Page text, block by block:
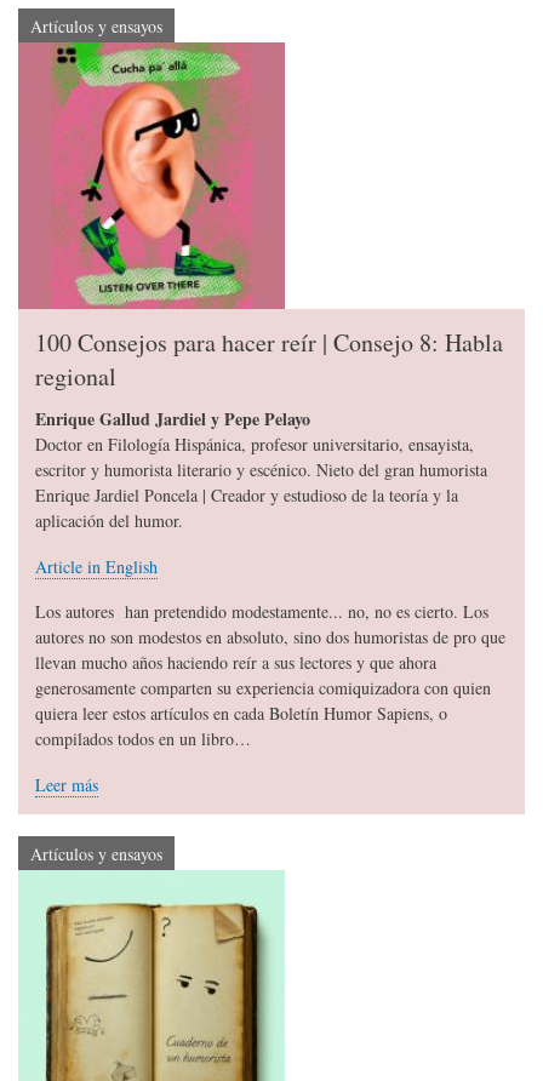
Artículos y ensayos
100 Consejos para hacer reír | Consejo 8: Habla
regional
Enrique Gallud Jardiel y Pepe Pelayo
Doctor en Filología Hispánica, profesor universitario, ensayista,
escritor y humorista literario y escénico. Nieto del gran humorista
Enrique Jardiel Poncela | Creador y estudioso de la teoría y la
aplicación del humor.
Article in English
Los autores han pretendido modestamente... no, no es cierto. Los
autores no son modestos en absoluto, sino dos humoristas de pro que
llevan mucho años haciendo reír a sus lectores y que ahora
generosamente comparten su experiencia comiquizadora con quien
quiera leer estos artículos en cada Boletín Humor Sapiens, o
compilados todos en un libro…
Leer más
Artículos y ensayos